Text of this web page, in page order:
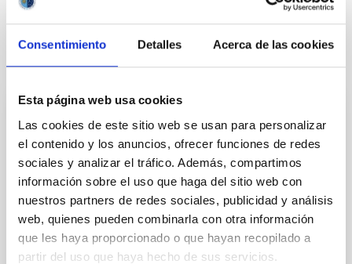
Consentimiento Detalles Acerca de las cookies
Esta página web usa cookies
Las cookies de este sitio web se usan para personalizar
el contenido y los anuncios, ofrecer funciones de redes
sociales y analizar el tráfico. Además, compartimos
información sobre el uso que haga del sitio web con
nuestros partners de redes sociales, publicidad y análisis
web, quienes pueden combinarla con otra información
que les haya proporcionado o que hayan recopilado a
partir del uso que haya hecho de sus servicios.
de Astrofísica de Canarias.
Noticias relacionadas
FOTONOTICIA
El IAC celebra la XVI edición del “Día de
Nuestra Ciencia”, un encuentro interno
para compartir avances científicos y
tecnológicos
El Instituto de Astrofísica de Canarias (IAC) ha
celebrado hoy la XVI edición del “ Día de Nuestra